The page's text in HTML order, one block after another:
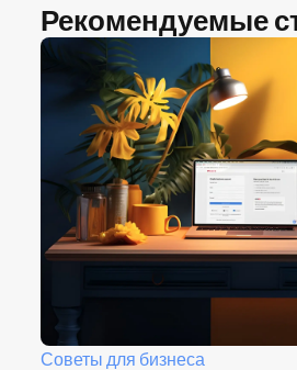
Рекомендуемые
Советы для бизнеса